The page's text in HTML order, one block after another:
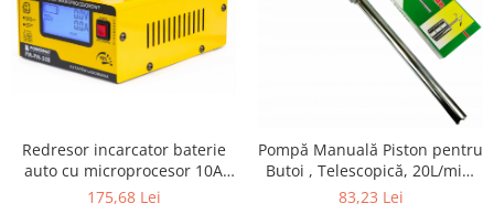
Redresor incarcator baterie
auto cu microprocesor 10A
220V 12-24V
175,68 Lei
Pompă Manuală Piston pentru
Butoi , Telescopică, 20L/min,
pentru Ulei și Combustibil
83,23 Lei